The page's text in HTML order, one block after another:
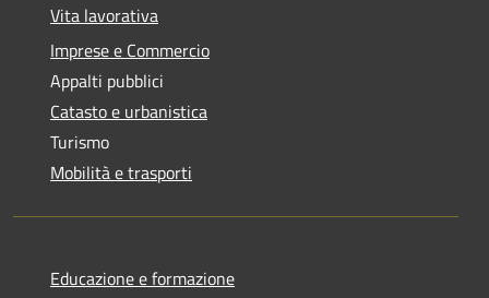
Vita lavorativa
Imprese e Commercio
Appalti pubblici
Catasto e urbanistica
Turismo
Mobilità e trasporti
Educazione e formazione